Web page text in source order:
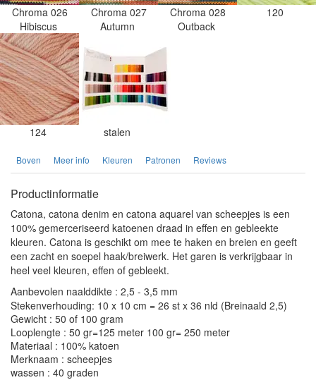
Chroma 026
Hibiscus
Chroma 027
Autumn
Chroma 028
Outback
120
124 stalen
Boven Meer info Kleuren Patronen Reviews
Productinformatie
Catona, catona denim en catona aquarel van scheepjes is een
100% gemerceriseerd katoenen draad in effen en gebleekte
kleuren. Catona is geschikt om mee te haken en breien en geeft
een zacht en soepel haak/breiwerk. Het garen is verkrijgbaar in
heel veel kleuren, effen of gebleekt.
Aanbevolen naalddikte : 2,5 - 3,5 mm
Stekenverhouding: 10 x 10 cm = 26 st x 36 nld (Breinaald 2,5)
Gewicht : 50 of 100 gram
Looplengte : 50 gr=125 meter 100 gr= 250 meter
Materiaal : 100% katoen
Merknaam : scheepjes
wassen : 40 graden